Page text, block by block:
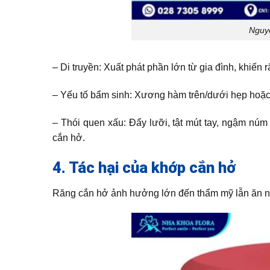
– Di truyền: Xuất phát phần lớn từ gia đình, khiến
– Yếu tố bẩm sinh: Xương hàm trên/dưới hẹp
– Thói quen xấu: Đẩy lưỡi, tật mút tay, ngậm
cắn hở.
4. Tác hại của khớp cắn hở
Răng cắn hở ảnh hưởng lớn đến thẩm mỹ lẫn ăn